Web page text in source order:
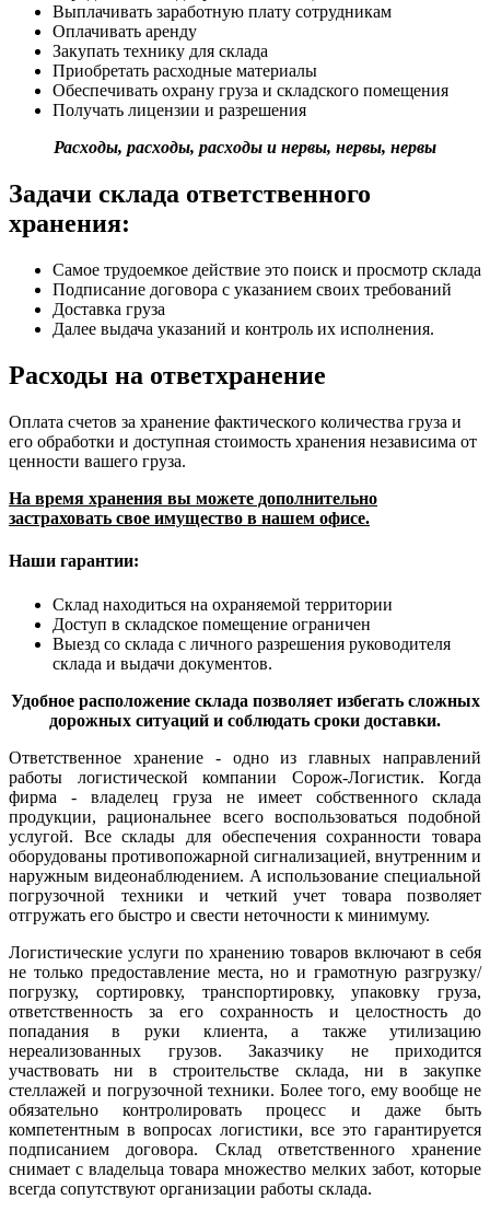
Выплачивать заработную плату сотрудникам
Оплачивать аренду
Закупать технику для склада
Приобретать расходные материалы
Обеспечивать охрану груза и складского помещения
Получать лицензии и разрешения
Расходы, расходы, расходы и нервы, нервы, нервы
Задачи склада ответственного
хранения:
Самое трудоемкое действие это поиск и просмотр склада
Подписание договора с указанием своих требований
Доставка груза
Далее выдача указаний и контроль их исполнения.
Расходы на ответхранение
Оплата счетов за хранение фактического количества груза и
его обработки и доступная стоимость хранения независима от
ценности вашего груза.
На время хранения вы можете дополнительно
застраховать свое имущество в нашем офисе.
Наши гарантии:
Склад находиться на охраняемой территории
Доступ в складское помещение ограничен
Выезд со склада с личного разрешения руководителя
склада и выдачи документов.
Удобное расположение склада позволяет избегать сложных
дорожных ситуаций и соблюдать сроки доставки.
Ответственное хранение - одно из главных направлений
работы логистической компании Сорож-Логистик. Когда
фирма - владелец груза не имеет собственного склада
продукции, рациональнее всего воспользоваться подобной
услугой. Все склады для обеспечения сохранности товара
оборудованы противопожарной сигнализацией, внутренним и
наружным видеонаблюдением. А использование специальной
погрузочной техники и четкий учет товара позволяет
отгружать его быстро и свести неточности к минимуму.
Логистические услуги по хранению товаров включают в себя
не только предоставление места, но и грамотную разгрузку/
погрузку, сортировку, транспортировку, упаковку груза,
ответственность за его сохранность и целостность до
попадания в руки клиента, а также утилизацию
нереализованных грузов. Заказчику не приходится
участвовать ни в строительстве склада, ни в закупке
стеллажей и погрузочной техники. Более того, ему вообще не
обязательно контролировать процесс и даже быть
компетентным в вопросах логистики, все это гарантируется
подписанием договора. Склад ответственного хранение
снимает с владельца товара множество мелких забот, которые
всегда сопутствуют организации работы склада.